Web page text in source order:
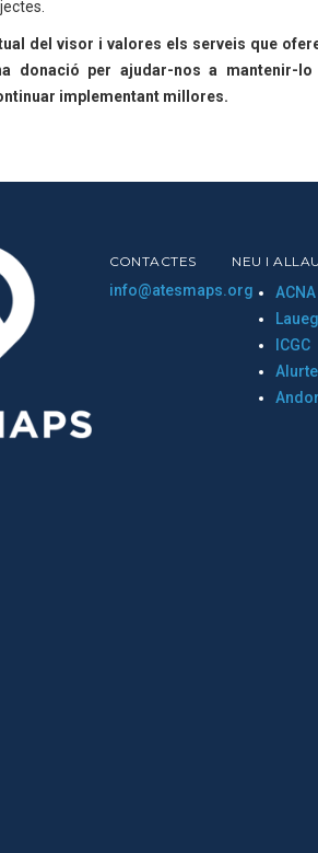
del visor i valores els serveis que
donació per ajudar-nos a mantenir-lo
implementant millores.
CONTACTES
info@atesmaps.org
NEU I
ACNA
ICGC
Alurte